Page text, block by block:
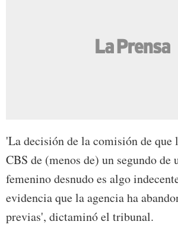
'La decisión de la comisión de que
CBS de (menos de) un segundo de
femenino desnudo es algo
evidencia que la agencia ha
previas', dictaminó el tribunal.